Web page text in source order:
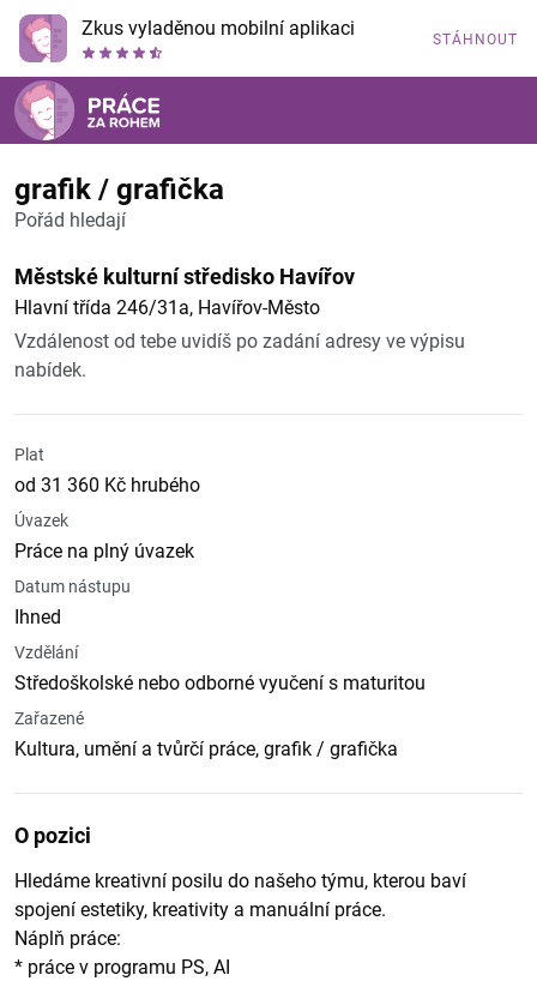
Zkus vyladěnou mobilní aplikaci STÁHNOUT
grafik / grafička
Pořád hledají
Městské kulturní středisko Havířov
Hlavní třída 246/31a, Havířov-Město
Vzdálenost od tebe uvidíš po zadání adresy ve výpisu
nabídek.
Plat
od 31 360 Kč hrubého
Úvazek
Práce na plný úvazek
Datum nástupu
Ihned
Vzdělání
Středoškolské nebo odborné vyučení s maturitou
Zařazené
Kultura, umění a tvůrčí práce, grafik / grafička
O pozici
Hledáme kreativní posilu do našeho týmu, kterou baví
spojení estetiky, kreativity a manuální práce.
Náplň práce:
* práce v programu PS, AI